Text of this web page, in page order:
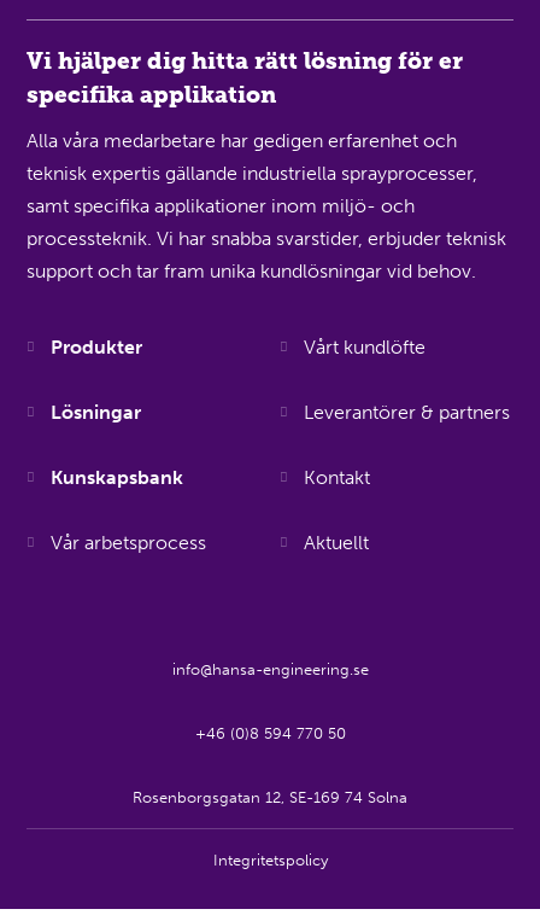
Vi hjälper dig hitta rätt lösning för er
specifika applikation
Alla våra medarbetare har gedigen erfarenhet och
teknisk expertis gällande industriella sprayprocesser,
samt specifika applikationer inom miljö- och
processteknik. Vi har snabba svarstider, erbjuder teknisk
support och tar fram unika kundlösningar vid behov.
Produkter
Lösningar
Kunskapsbank
Vår arbetsprocess
Vårt kundlöfte
Leverantörer & partners
Kontakt
Aktuellt
info@hansa-engineering.se
+46 (0)8 594 770 50
Rosenborgsgatan 12, SE-169 74 Solna
Integritetspolicy